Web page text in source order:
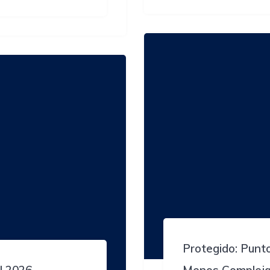
Protegido: